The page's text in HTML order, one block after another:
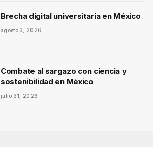
Brecha digital universitaria en México
agosto 3, 2026
Combate al sargazo con ciencia y
sostenibilidad en México
julio 31, 2026